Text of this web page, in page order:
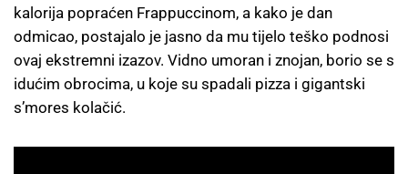
kalorija popraćen Frappuccinom, a kako je dan
odmicao, postajalo je jasno da mu tijelo teško podnosi
ovaj ekstremni izazov. Vidno umoran i znojan, borio se s
idućim obrocima, u koje su spadali pizza i gigantski
s’mores kolačić.